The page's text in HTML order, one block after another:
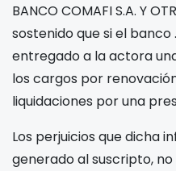
BANCO COMAFI S.A. Y
sostenido que si el
entregado a la actora
los cargos por
liquidaciones por una
Los perjuicios que dicha
generado al suscripto,